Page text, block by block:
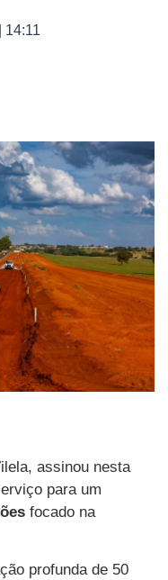
14:11
assinou nesta
para um
focado na
profunda de 50